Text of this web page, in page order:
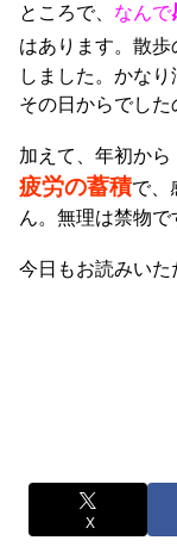
ところで、 なんで
はあります。散歩
しました。かなり
その日からでした
加えて、年初から
疲労の蓄積で、
ん。無理は禁物で
今日もお読みいた
X